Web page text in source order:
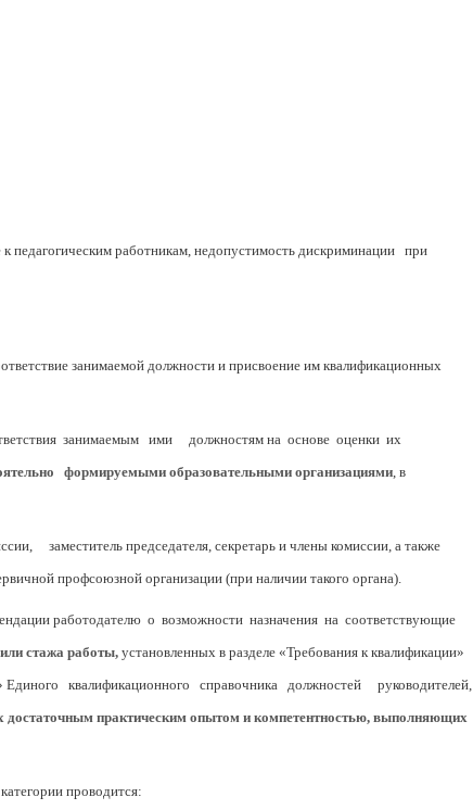
работникам, недопустимость дискриминации при
занимаемой должности и присвоение им квалификационных
занимаемым ими должностям на основе оценки их
формируемыми образовательными организациями, в
заместитель председателя, секретарь и члены комиссии, а также
профсоюзной организации (при наличии такого органа).
работодателю о возможности назначения на соответствующие
стажа работы, установленных в разделе «Требования к квалификации»
Единого квалификационного справочника должностей руководителей,
практическим опытом и компетентностью, выполняющих
проводится: